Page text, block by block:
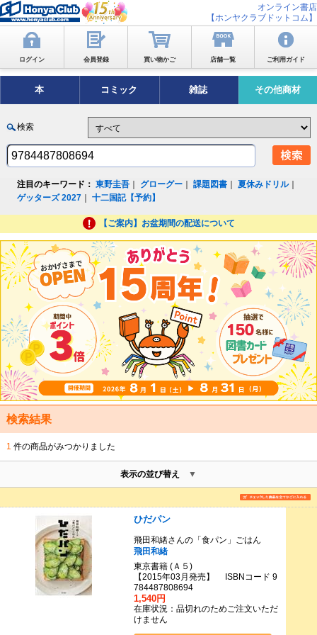
オンライン書店
【ホンヤクラブドットコム】
ログイン 会員登録 買い物かご 店舗一覧 ご利用ガイド
本 コミック 雑誌 その他商材
検索
注目のキーワード： 東野圭吾 グローグー ｜課題図書 ｜夏休みドリル｜
ゲッターズ 2027 ｜十二国記【予約】
【ご案内】お盆期間の配送について
検索結果
1 件の商品がみつかりました
表示の並び替え
ひだパン
飛田和緒さんの「食パン」ごはん
飛田和緒
東京書籍 (Ａ５)
【2015年03月発売】 ISBNコード 9
784487808694
1,540円
在庫状況：品切れのためご注文いただ
けません